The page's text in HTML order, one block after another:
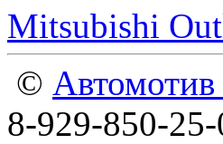
Mitsubishi
©
8-929-850-25-